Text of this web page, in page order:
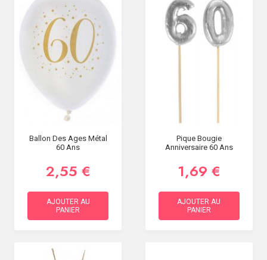
Ballon Des Ages Métal
60 Ans
2,55 €
AJOUTER AU
PANIER
Pique Bougie
Anniversaire 60 Ans
1,69 €
AJOUTER AU
PANIER